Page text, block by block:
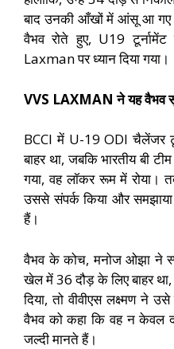
बाद उनकी आँखों में आंसू आ गए।
वैभव रोते हुए, U19
Laxman पर ध्यान दिया गया।
VVS LAXMAN ने यह वैभव
BCCI में U-19 ODI चैलेंजर
बाहर था, जबकि भारतीय बी
गया, वह लॉकर रूम में रोया।
उससे संपर्क किया और
हैं।
वैभव के कोच, मनोज ओझा ने
खेल में 36 दौड़ के लिए बाहर
दिया, तो वीवीएस लक्ष्मण ने
वैभव को कहा कि वह न केवल
जल्दी मानते हैं।